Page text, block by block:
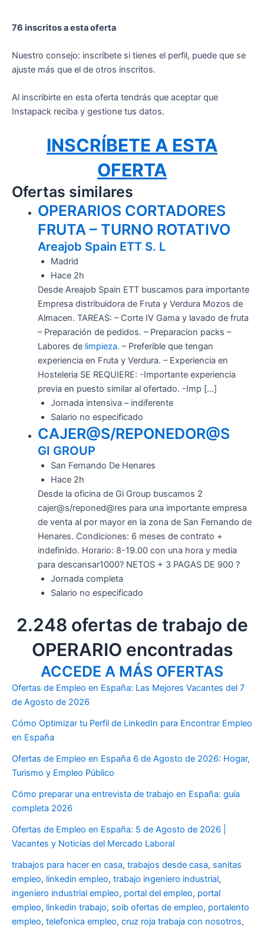
76 inscritos a esta oferta
Nuestro consejo: inscríbete si tienes el perfil, puede que se
ajuste más que el de otros inscritos.
Al inscribirte en esta oferta tendrás que aceptar que
Instapack reciba y gestione tus datos.
INSCRÍBETE A ESTA
OFERTA
Ofertas similares
OPERARIOS CORTADORES
FRUTA – TURNO ROTATIVO
Areajob Spain ETT S. L
Madrid
Hace 2h
Desde Areajob Spain ETT buscamos para importante
Empresa distribuidora de Fruta y Verdura Mozos de
Almacen. TAREAS: – Corte IV Gama y lavado de fruta
– Preparación de pedidos. – Preparacion packs –
Labores de limpieza. – Preferible que tengan
experiencia en Fruta y Verdura. – Experiencia en
Hosteleria SE REQUIERE: -Importante experiencia
previa en puesto similar al ofertado. -Imp […]
Jornada intensiva – indiferente
Salario no especificado
CAJER@S/REPONEDOR@S
GI GROUP
San Fernando De Henares
Hace 2h
Desde la oficina de Gi Group buscamos 2
cajer@s/reponed@res para una importante empresa
de venta al por mayor en la zona de San Fernando de
Henares. Condiciones: 6 meses de contrato +
indefinido. Horario: 8-19.00 con una hora y media
para descansar1000? NETOS + 3 PAGAS DE 900 ?
Jornada completa
Salario no especificado
2.248 ofertas de trabajo de
OPERARIO encontradas
ACCEDE A MÁS OFERTAS
Ofertas de Empleo en España: Las Mejores Vacantes del 7
de Agosto de 2026
Cómo Optimizar tu Perfil de LinkedIn para Encontrar Empleo
en España
Ofertas de Empleo en España 6 de Agosto de 2026: Hogar,
Turismo y Empleo Público
Cómo preparar una entrevista de trabajo en España: guía
completa 2026
Ofertas de Empleo en España: 5 de Agosto de 2026 |
Vacantes y Noticias del Mercado Laboral
trabajos para hacer en casa, trabajos desde casa, sanitas
empleo, linkedin empleo, trabajo ingeniero industrial,
ingeniero industrial empleo, portal del empleo, portal
empleo, linkedin trabajo, soib ofertas de empleo, portalento
empleo, telefonica empleo, cruz roja trabaja con nosotros,